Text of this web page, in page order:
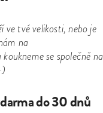
ve tvé velikosti, nebo je
na
se společně na
do 30 dnů